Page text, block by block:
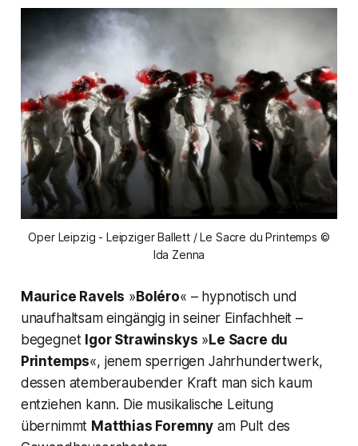
Oper Leipzig - Leipziger Ballett / Le Sacre du Printemps ©
Ida Zenna
Maurice Ravels »Boléro« – hypnotisch und
unaufhaltsam eingängig in seiner Einfachheit –
begegnet Igor Strawinskys »Le Sacre du
Printemps«, jenem sperrigen Jahrhundertwerk,
dessen atemberaubender Kraft man sich kaum
entziehen kann. Die musikalische Leitung
übernimmt Matthias Foremny am Pult des